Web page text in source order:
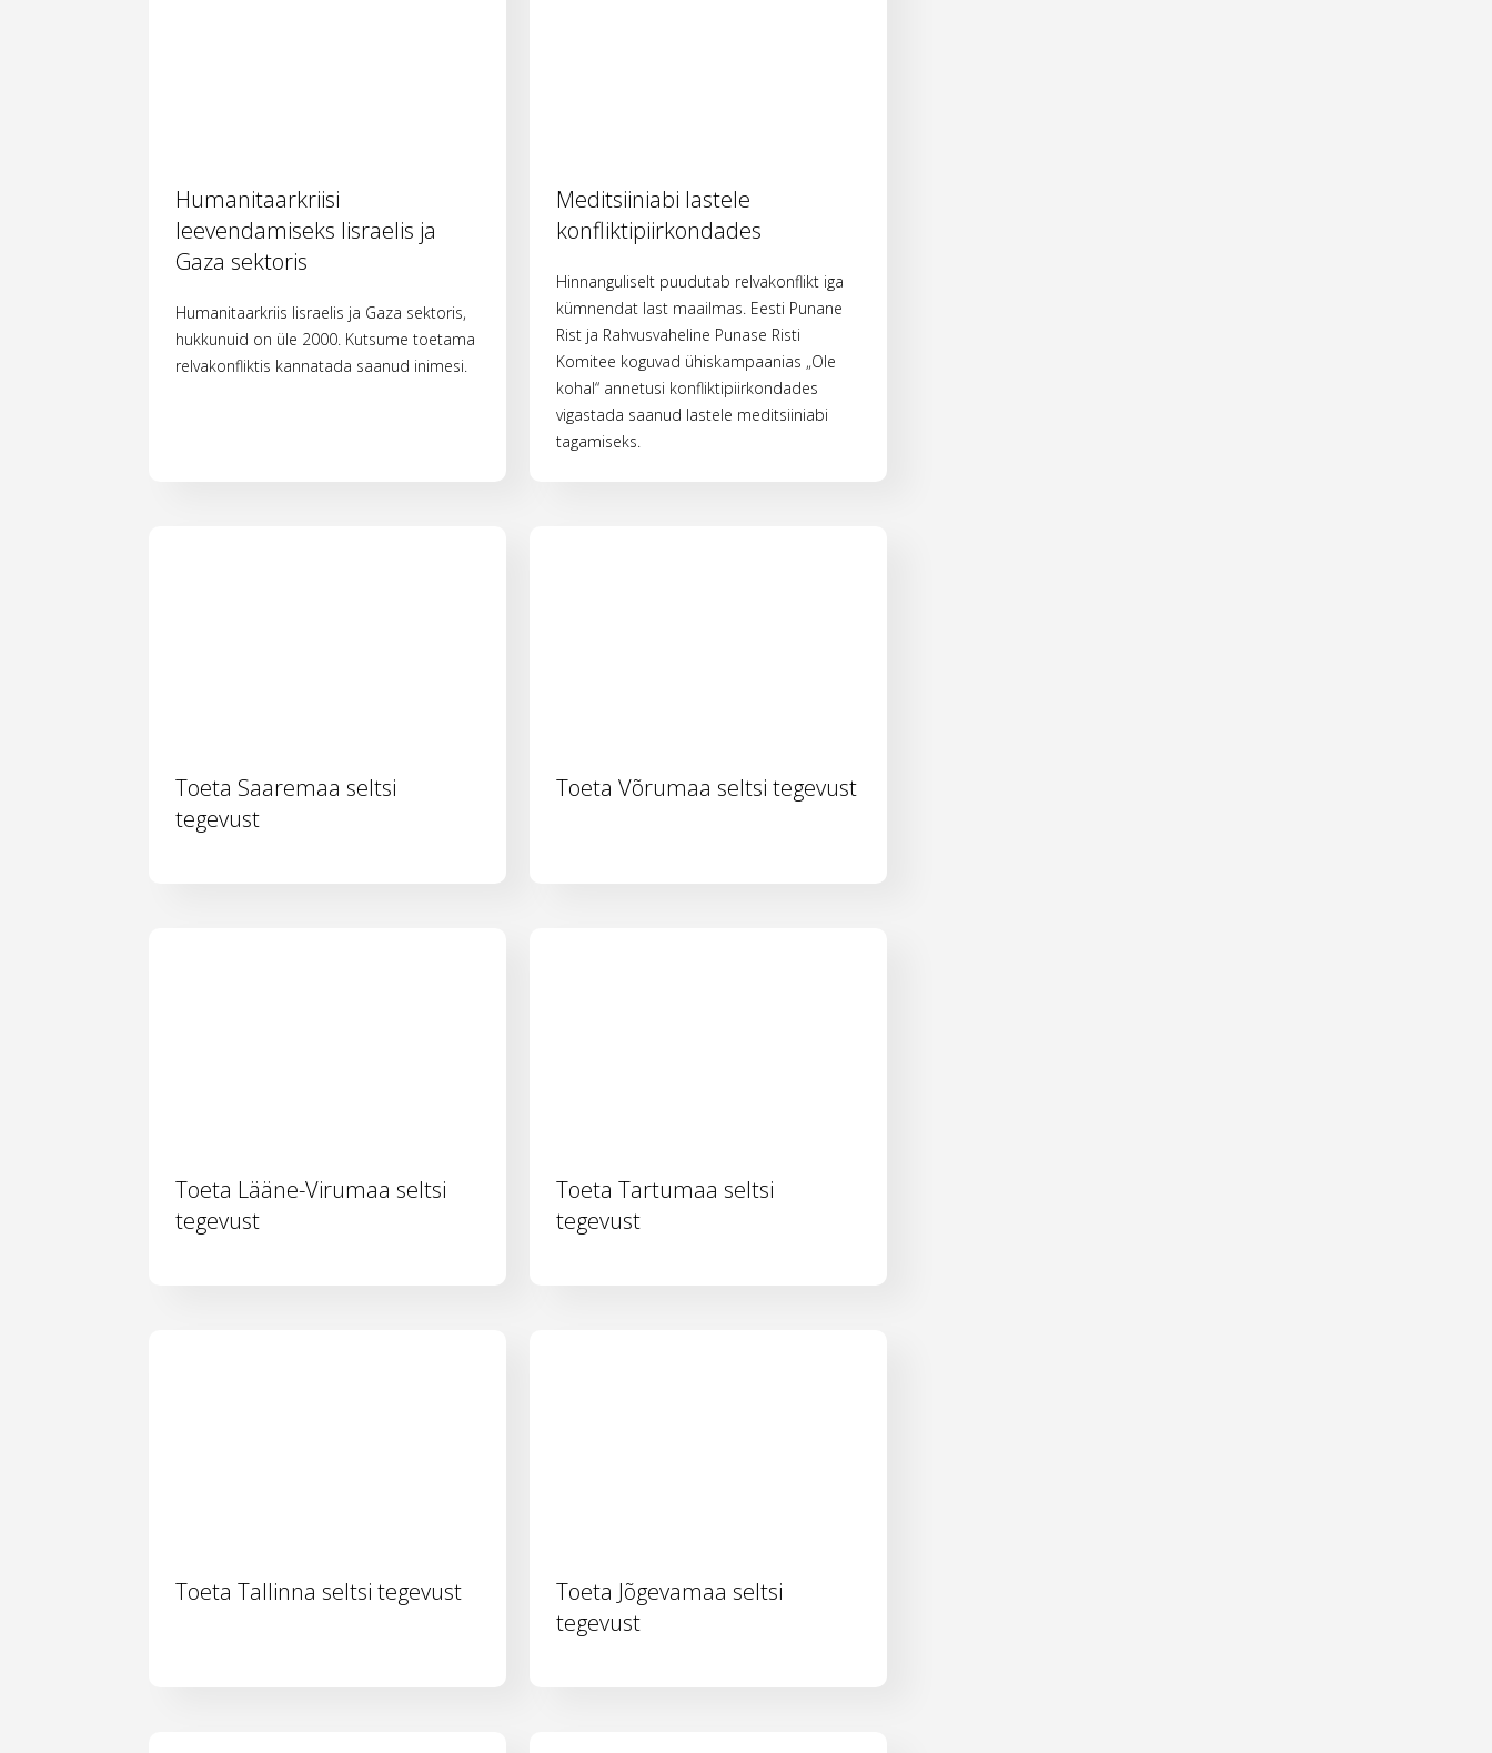
Humanitaarkriisi
leevendamiseks Iisraelis ja
Gaza sektoris
Humanitaarkriis Iisraelis ja Gaza sektoris,
hukkunuid on üle 2000. Kutsume toetama
relvakonfliktis kannatada saanud inimesi.
Meditsiiniabi lastele
konfliktipiirkondades
Hinnanguliselt puudutab relvakonflikt iga
kümnendat last maailmas. Eesti Punane
Rist ja Rahvusvaheline Punase Risti
Komitee koguvad ühiskampaanias „Ole
kohal“ annetusi konfliktipiirkondades
vigastada saanud lastele meditsiiniabi
tagamiseks.
Toeta Saaremaa seltsi
tegevust
Toeta Võrumaa seltsi tegevust
Toeta Lääne-Virumaa seltsi
tegevust
Toeta Tartumaa seltsi
tegevust
Toeta Tallinna seltsi tegevust
Toeta Jõgevamaa seltsi
tegevust